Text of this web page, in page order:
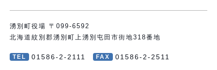
湧別町役場 〒099-6592
北海道紋別郡湧別町上湧別屯田市街地318番地
TEL 01586-2-2111 FAX 01586-2-2511